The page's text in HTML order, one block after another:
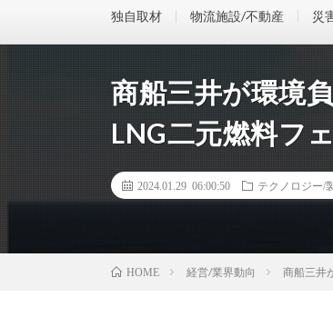
独自取材 物流施設/不動産 災
商船三井が環境
LNG二元燃料フ
2024.01.29 06:00:50 テクノロジー/
HOME 経営/業界動向 商船三井